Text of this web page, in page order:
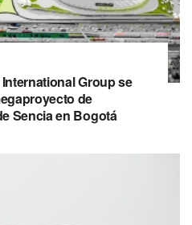
Group se
de
Sencia en Bogotá